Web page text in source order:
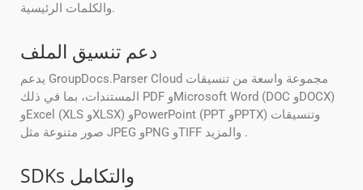
والكلمات الرئيسية.
دعم تنسيق الملف
يدعم GroupDocs.Parser Cloud مجموعة واسعة من تنسيقات
المستندات، بما في ذلك PDF وMicrosoft Word (DOC وDOCX)
وExcel (XLS وXLSX) وPowerPoint (PPT وPPTX) وتنسيقات
صور متنوعة مثل JPEG وPNG وTIFF والمزيد .
SDKs والتكامل